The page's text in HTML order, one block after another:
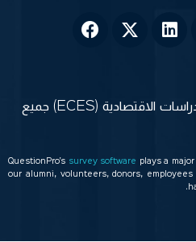
© 2026 - المركز المصري للدراسات الاقتصادية (ECES) جميع
QuestionPro’s survey software
plays a
our alumni, volunteers, donors,